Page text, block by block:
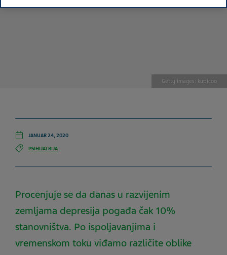
Getty images: kupicoo
JANUAR 24, 2020
PSIHIJATRIJA
Procenjuje se da danas u razvijenim
zemljama depresija pogađa čak 10%
stanovništva. Po ispoljavanjima i
vremenskom toku viđamo različite oblike